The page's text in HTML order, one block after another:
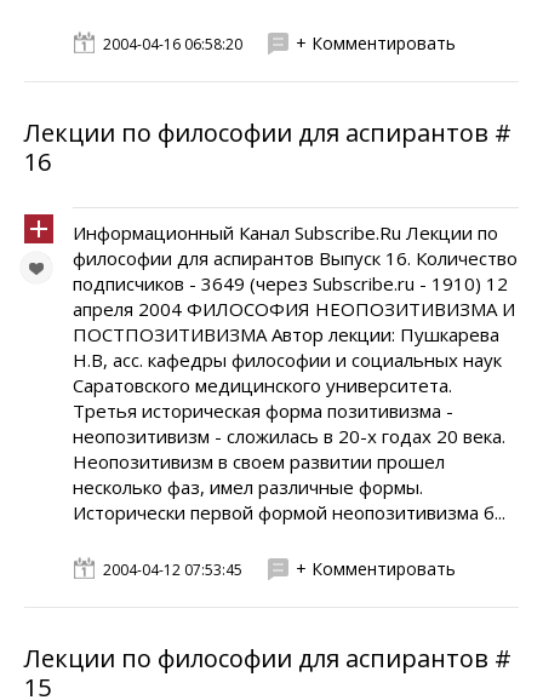
2004-04-16 06:58:20 + Комментировать
Лекции по философии для аспирантов #
16
Информационный Канал Subscribe.Ru Лекции по
философии для аспирантов Выпуск 16. Количество
подписчиков - 3649 (через Subscribe.ru - 1910) 12
апреля 2004 ФИЛОСОФИЯ НЕОПОЗИТИВИЗМА И
ПОСТПОЗИТИВИЗМА Автор лекции: Пушкарева
Н.В, асс. кафедры философии и социальных наук
Саратовского медицинского университета.
Третья историческая форма позитивизма -
неопозитивизм - сложилась в 20-х годах 20 века.
Неопозитивизм в своем развитии прошел
несколько фаз, имел различные формы.
Исторически первой формой неопозитивизма б...
2004-04-12 07:53:45 + Комментировать
Лекции по философии для аспирантов #
15